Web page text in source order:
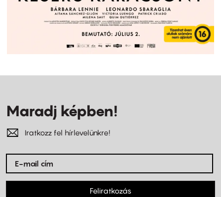
Maradj képben!
Iratkozz fel hírlevelünkre!
Feliratkozás